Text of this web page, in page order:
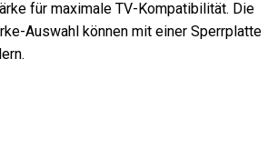
für maximale TV-Kompatibilität. Die
Auswahl können mit einer Sperrplatte